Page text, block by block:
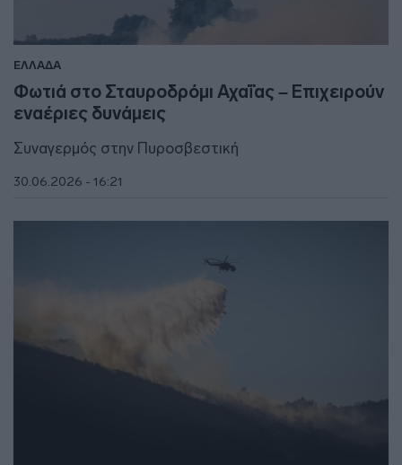
ΕΛΛΑΔΑ
Φωτιά στο Σταυροδρόμι Αχαΐας – Επιχειρούν
εναέριες δυνάμεις
Συναγερμός στην Πυροσβεστική
30.06.2026 - 16:21